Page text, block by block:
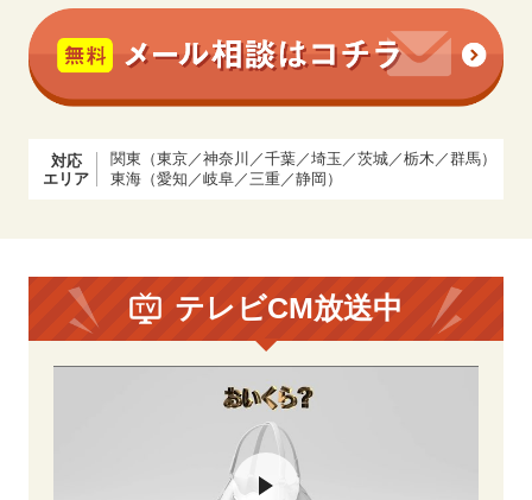
対応
エリア
関東（東京／神奈川／千葉／埼玉／茨城／栃木／群馬）
東海（愛知／岐阜／三重／静岡）
テレビCM放送中